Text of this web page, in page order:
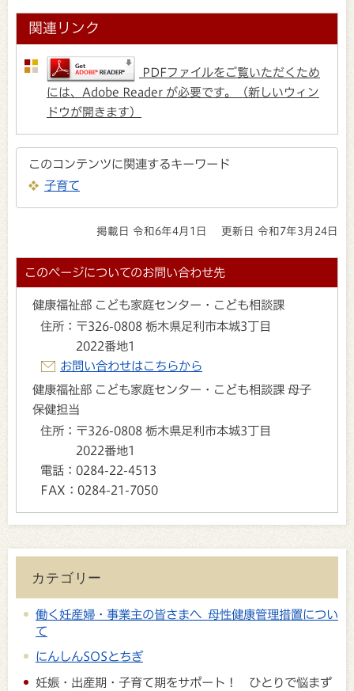
関連リンク
PDFファイルをご覧いただくため
には、Adobe Reader が必要です。（新しいウィン
ドウが開きます）
このコンテンツに関連するキーワード
子育て
掲載日 令和6年4月1日 更新日 令和7年3月24日
このページについてのお問い合わせ先
健康福祉部 こども家庭センター・こども相談課
住所： 〒326-0808 栃木県足利市本城3丁目
2022番地1
お問い合わせはこちらから
健康福祉部 こども家庭センター・こども相談課 母子
保健担当
住所： 〒326-0808 栃木県足利市本城3丁目
2022番地1
電話： 0284-22-4513
FAX： 0284-21-7050
カテゴリー
働く妊産婦・事業主の皆さまへ 母性健康管理措置につい
て
にんしんSOSとちぎ
妊娠・出産期・子育て期をサポート！ ひとりで悩まず